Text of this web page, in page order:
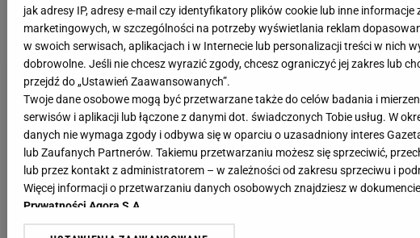
jak adresy IP, adresy e-mail czy identyfikatory plików cookie lub inne
marketingowych, w szczególności na potrzeby wyświetlania reklam
w swoich serwisach, aplikacjach i w Internecie lub personalizacji treści w nich
dobrowolne. Jeśli nie chcesz wyrazić zgody, chcesz ograniczyć jej zakres lub
przejdź do „Ustawień Zaawansowanych”.
Twoje dane osobowe mogą być przetwarzane także do celów badania i
serwisów i aplikacji lub łączone z danymi dot. świadczonych Tobie usług. W
danych nie wymaga zgody i odbywa się w oparciu o uzasadniony interes
lub Zaufanych Partnerów. Takiemu przetwarzaniu możesz się sprzeciwić,
lub przez kontakt z administratorem – w zależności od zakresu sprzeciwu i
Więcej informacji o przetwarzaniu danych osobowych znajdziesz w dokumencie
Prywatności Agora S.A.